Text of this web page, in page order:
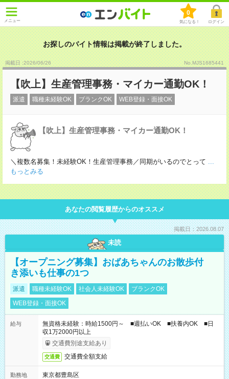
メニュー
0
気になる！ ログイン
お探しのバイト情報は掲載が終了しました。
掲載日 :2026/06/26 No.MJS1685441
【吹上】生産管理事務・マイカー通勤OK！
派遣 職種未経験OK ブランクOK WEB登録・面接OK
【吹上】生産管理事務・マイカー通勤OK！
＼複数名募集！未経験OK！生産管理事務／同期がいるのでとって ...
もっとみる
あなたの閲覧履歴からのオススメ
掲載日：2026.08.07
未読
【オープニング募集】おばあちゃんのお散歩付
き添いも仕事の1つ
派遣 職種未経験OK 社会人未経験OK
ブランクOK
WEB登録・面接OK
給与
無資格未経験：時給1500円～ ■週払いOK ■扶養内OK ■日
収1万2000円以上
交通費別途支給あり
交通費 交通費全額支給
勤務地
東京都豊島区